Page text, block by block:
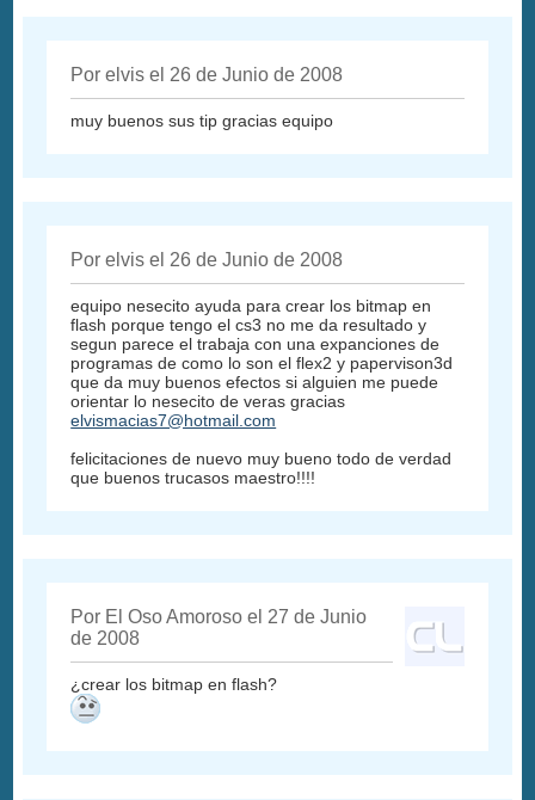
Por elvis el 26 de Junio de 2008
muy buenos sus tip gracias equipo
Por elvis el 26 de Junio de 2008
equipo nesecito ayuda para crear los bitmap en
flash porque tengo el cs3 no me da resultado y
segun parece el trabaja con una expanciones de
programas de como lo son el flex2 y papervison3d
que da muy buenos efectos si alguien me puede
orientar lo nesecito de veras gracias
elvismacias7@hotmail.com
felicitaciones de nuevo muy bueno todo de verdad
que buenos trucasos maestro!!!!
Por El Oso Amoroso el 27 de Junio
de 2008
¿crear los bitmap en flash?